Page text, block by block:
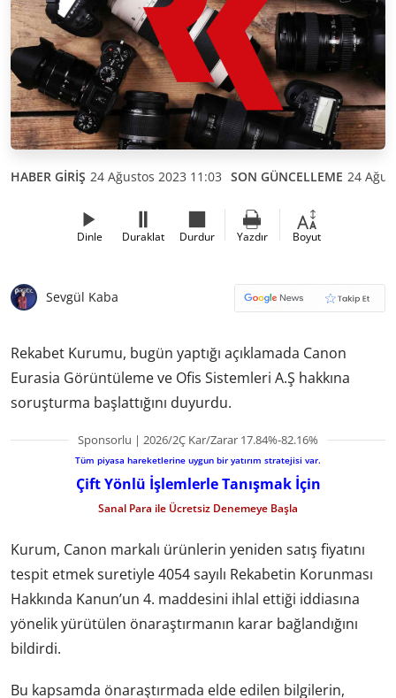
HABER GİRİŞ 24 Ağustos 2023 11:03 SON GÜNCELLEME 24
Dinle Duraklat Durdur Yazdır Boyut
Sevgül Kaba
Rekabet Kurumu, bugün yaptığı açıklamada Canon
Eurasia Görüntüleme ve Ofis Sistemleri A.Ş hakkına
soruşturma başlattığını duyurdu.
Sponsorlu | 2026/2Ç Kar/Zarar 17.84%-82.16%
Tüm piyasa hareketlerine uygun bir yatırım stratejisi var.
Çift Yönlü İşlemlerle Tanışmak İçin
Sanal Para ile Ücretsiz Denemeye Başla
Kurum, Canon markalı ürünlerin yeniden satış fiyatını
tespit etmek suretiyle 4054 sayılı Rekabetin Korunması
Hakkında Kanun’un 4. maddesini ihlal ettiği iddiasına
yönelik yürütülen önaraştırmanın karar bağlandığını
bildirdi.
Bu kapsamda önaraştırmada elde edilen bilgilerin,